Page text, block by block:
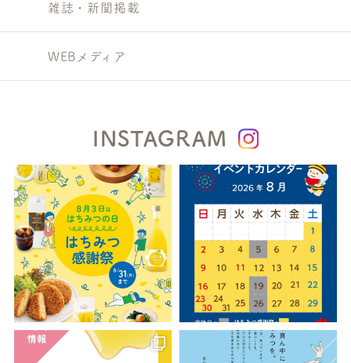
雑誌・新聞掲載
WEBメディア
INSTAGRAM